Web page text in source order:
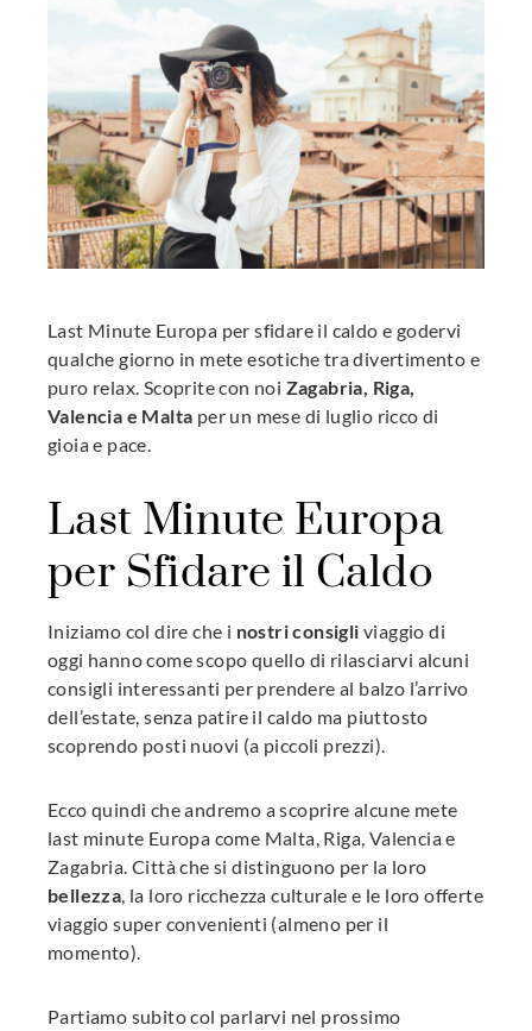
Last Minute Europa per sfidare il caldo e godervi
qualche giorno in mete esotiche tra divertimento e
puro relax. Scoprite con noi Zagabria, Riga,
Valencia e Malta per un mese di luglio ricco di
gioia e pace.
Last Minute Europa
per Sfidare il Caldo
Iniziamo col dire che i nostri consigli viaggio di
oggi hanno come scopo quello di rilasciarvi alcuni
consigli interessanti per prendere al balzo l’arrivo
dell’estate, senza patire il caldo ma piuttosto
scoprendo posti nuovi (a piccoli prezzi).
Ecco quindi che andremo a scoprire alcune mete
last minute Europa come Malta, Riga, Valencia e
Zagabria. Città che si distinguono per la loro
bellezza , la loro ricchezza culturale e le loro offerte
viaggio super convenienti (almeno per il
momento).
Partiamo subito col parlarvi nel prossimo